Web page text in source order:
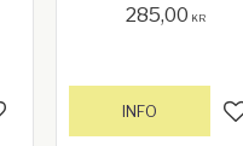
to favorites
Insidesmått på bågen:
98mm. Max höjd från
285,00 KR
INFO